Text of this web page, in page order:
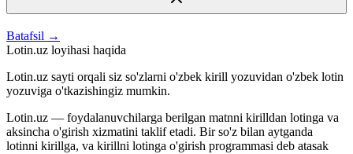
Batafsil →
Lotin.uz loyihasi haqida
Lotin.uz sayti orqali siz so'zlarni o'zbek kirill yozuvidan o'zbek lotin
yozuviga o'tkazishingiz mumkin.
Lotin.uz — foydalanuvchilarga berilgan matnni kirilldan lotinga va
aksincha o'girish xizmatini taklif etadi. Bir so'z bilan aytganda
lotinni kirillga, va kirillni lotinga o'girish programmasi deb atasak